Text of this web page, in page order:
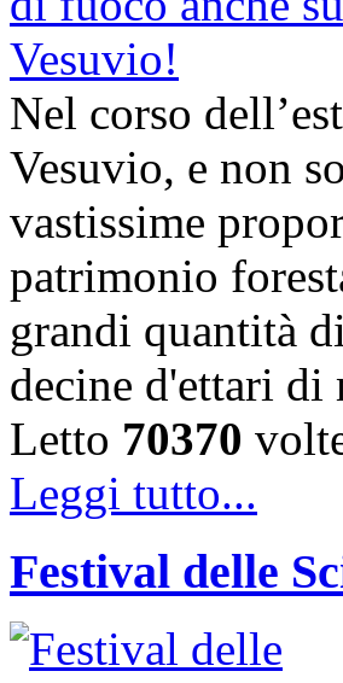
Nel corso
Vesuvio, e non
vastissime
patrimonio
grandi quantità
decine d'ettari
Letto 70370
Leggi tutto...
Festival delle